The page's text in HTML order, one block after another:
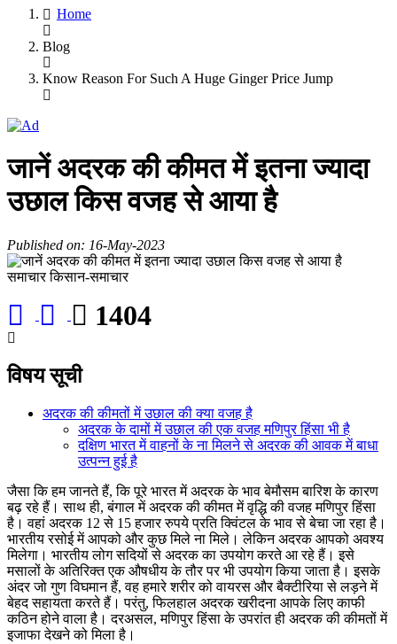
Home
Blog
Know Reason For Such A Huge Ginger Price Jump
जानें अदरक की कीमत में इतना ज्यादा
उछाल किस वजह से आया है
Published on: 16-May-2023
समाचारकिसान-समाचार
1404
विषय सूची
अदरक की कीमतों में उछाल की क्या वजह है
अदरक के दामों में उछाल की एक वजह मणिपुर हिंसा भी है
दक्षिण भारत में वाहनों के ना मिलने से अदरक की आवक में बाधा
उत्पन्न हुई है
जैसा कि हम जानते हैं, कि पूरे भारत में अदरक के भाव बेमौसम बारिश के कारण
बढ़ रहे हैं। साथ ही, बंगाल में अदरक की कीमत में वृद्धि की वजह मणिपुर हिंसा
है। वहां अदरक 12 से 15 हजार रुपये प्रति क्विंटल के भाव से बेचा जा रहा है।
भारतीय रसोई में आपको और कुछ मिले ना मिले। लेकिन अदरक आपको अवश्य
मिलेगा। भारतीय लोग सदियों से अदरक का उपयोग करते आ रहे हैं। इसे
मसालों के अतिरिक्त एक औषधीय के तौर पर भी उपयोग किया जाता है। इसके
अंदर जो गुण विघमान हैं, वह हमारे शरीर को वायरस और बैक्टीरिया से लड़ने में
बेहद सहायता करते हैं। परंतु, फिलहाल अदरक खरीदना आपके लिए काफी
कठिन होने वाला है। दरअसल, मणिपुर हिंसा के उपरांत ही अदरक की कीमतों में
इजाफा देखने को मिला है।